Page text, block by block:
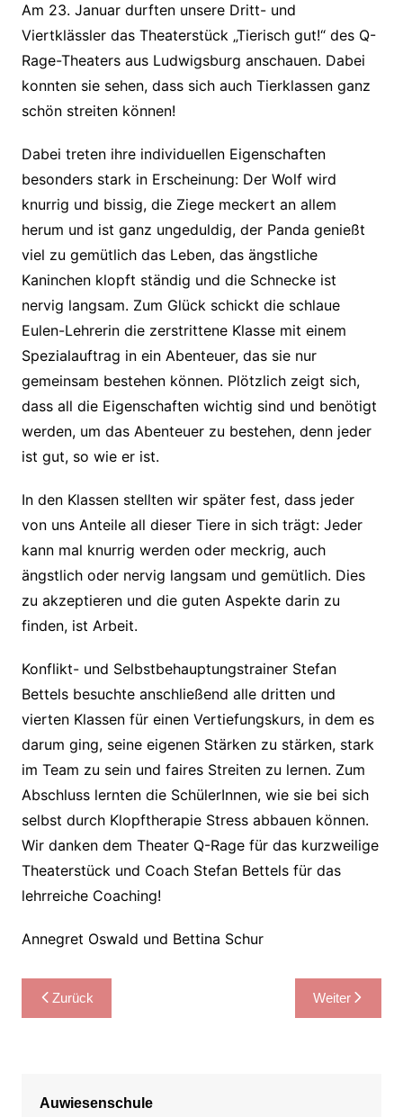
Am 23. Januar durften unsere Dritt- und
Viertklässler das Theaterstück „Tierisch gut!“ des Q-
Rage-Theaters aus Ludwigsburg anschauen. Dabei
konnten sie sehen, dass sich auch Tierklassen ganz
schön streiten können!
Dabei treten ihre individuellen Eigenschaften
besonders stark in Erscheinung: Der Wolf wird
knurrig und bissig, die Ziege meckert an allem
herum und ist ganz ungeduldig, der Panda genießt
viel zu gemütlich das Leben, das ängstliche
Kaninchen klopft ständig und die Schnecke ist
nervig langsam. Zum Glück schickt die schlaue
Eulen-Lehrerin die zerstrittene Klasse mit einem
Spezialauftrag in ein Abenteuer, das sie nur
gemeinsam bestehen können. Plötzlich zeigt sich,
dass all die Eigenschaften wichtig sind und benötigt
werden, um das Abenteuer zu bestehen, denn jeder
ist gut, so wie er ist.
In den Klassen stellten wir später fest, dass jeder
von uns Anteile all dieser Tiere in sich trägt: Jeder
kann mal knurrig werden oder meckrig, auch
ängstlich oder nervig langsam und gemütlich. Dies
zu akzeptieren und die guten Aspekte darin zu
finden, ist Arbeit.
Konflikt- und Selbstbehauptungstrainer Stefan
Bettels besuchte anschließend alle dritten und
vierten Klassen für einen Vertiefungskurs, in dem es
darum ging, seine eigenen Stärken zu stärken, stark
im Team zu sein und faires Streiten zu lernen. Zum
Abschluss lernten die SchülerInnen, wie sie bei sich
selbst durch Klopftherapie Stress abbauen können.
Wir danken dem Theater Q-Rage für das kurzweilige
Theaterstück und Coach Stefan Bettels für das
lehrreiche Coaching!
Annegret Oswald und Bettina Schur
Beitragsnavigation
Zurück Weiter
Auwiesenschule